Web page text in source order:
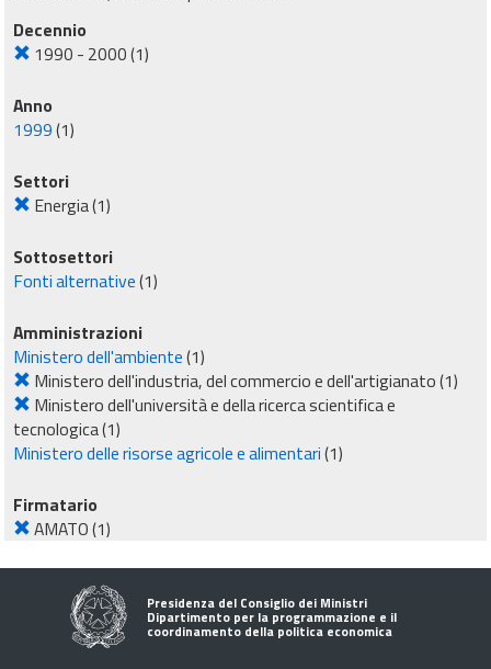
Decennio
1990 - 2000(1)
Anno
1999(1)
Settori
Energia(1)
Sottosettori
Fonti alternative(1)
Amministrazioni
Ministero dell'ambiente(1)
Ministero dell'industria, del commercio e dell'artigianato(1)
Ministero dell'università e della ricerca scientifica e
tecnologica(1)
Ministero delle risorse agricole e alimentari(1)
Firmatario
AMATO(1)
Presidenza del Consiglio dei Ministri
Dipartimento per la programmazione e il
coordinamento della politica economica